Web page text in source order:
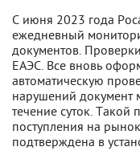
С июня 2023 года
ежедневный
документов.
ЕАЭС. Все вновь
автоматическую
нарушений документ
течение суток. Такой
поступления на
подтверждена в